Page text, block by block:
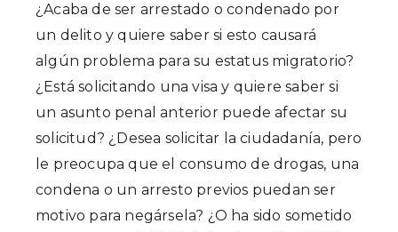
¿Acaba de ser arrestado o condenado por
un delito y quiere saber si esto causará
algún problema para su estatus migratorio?
¿Está solicitando una visa y quiere saber si
un asunto penal anterior puede afectar su
solicitud? ¿Desea solicitar la ciudadanía, pero
le preocupa que el consumo de drogas, una
condena o un arresto previos puedan ser
motivo para negársela? ¿O ha sido sometido